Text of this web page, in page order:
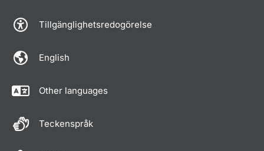
Tillgänglighetsredogörelse
English
Other languages
Teckenspråk